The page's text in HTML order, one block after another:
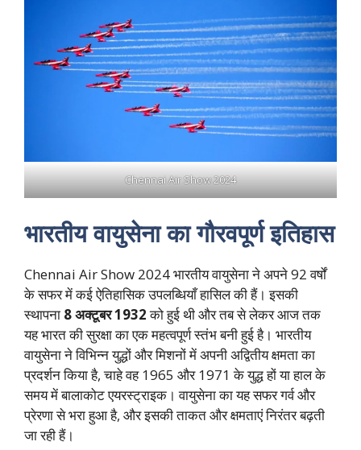
Chennai Air Show 2024
भारतीय वायुसेना का गौरवपूर्ण इतिहास
Chennai Air Show 2024 भारतीय वायुसेना ने अपने 92 वर्षों
के सफर में कई ऐतिहासिक उपलब्धियाँ हासिल की हैं। इसकी
स्थापना 8 अक्टूबर 1932को हुई थी और तब से लेकर आज तक
यह भारत की सुरक्षा का एक महत्वपूर्ण स्तंभ बनी हुई है। भारतीय
वायुसेना ने विभिन्न युद्धों और मिशनों में अपनी अद्वितीय क्षमता का
प्रदर्शन किया है, चाहे वह 1965 और 1971 के युद्ध हों या हाल के
समय में बालाकोट एयरस्ट्राइक। वायुसेना का यह सफर गर्व और
प्रेरणा से भरा हुआ है, और इसकी ताकत और क्षमताएं निरंतर बढ़ती
जा रही हैं।